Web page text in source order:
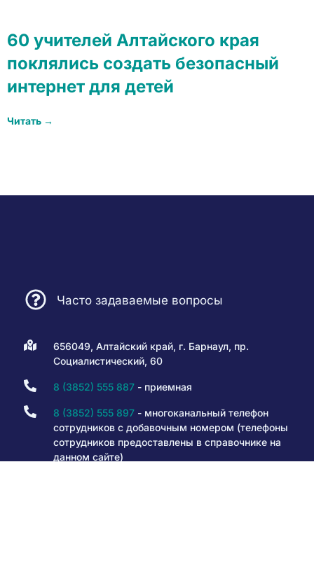
60 учителей Алтайского края
поклялись создать безопасный
интернет для детей
Читать →
Часто задаваемые вопросы
656049, Алтайский край, г. Барнаул, пр.
Социалистический, 60
8 (3852) 555 887- приемная
8 (3852) 555 897- многоканальный телефон
сотрудников с добавочным номером (телефоны
сотрудников предоставлены в справочнике на
данном сайте)